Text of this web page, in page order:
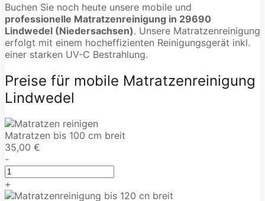
Buchen Sie noch heute unsere mobile und
professionelle Matratzenreinigung in 29690
Lindwedel (Niedersachsen). Unsere Matratzenreinigung
erfolgt mit einem hocheffizienten Reinigungsgerät inkl.
einer starken UV-C Bestrahlung.
Preise für mobile Matratzenreinigung
Lindwedel
Matratzen bis 100 cm breit
35,00 €
-
+